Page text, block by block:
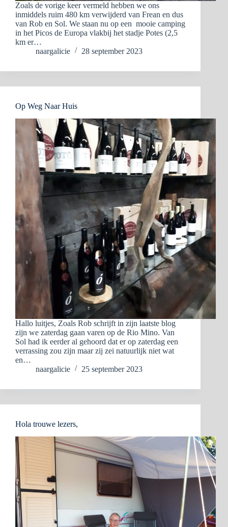
Zoals de vorige keer vermeld hebben we ons
inmiddels ruim 480 km verwijderd van Frean en dus
van Rob en Sol. We staan nu op een mooie camping
in het Picos de Europa vlakbij het stadje Potes (2,5
km er…
naargalicie
28 september 2023
Op Weg Naar Huis
Hallo luitjes, Zoals Rob schrijft in zijn laatste blog
zijn we zaterdag gaan varen op de Rio Mino. Van
Sol had ik eerder al gehoord dat er op zaterdag een
verrassing zou zijn maar zij zei natuurlijk niet wat
en…
naargalicie
25 september 2023
Hola trouwe lezers,